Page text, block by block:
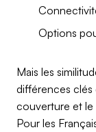
Options
Mais les
différences clés
couverture et
Pour les